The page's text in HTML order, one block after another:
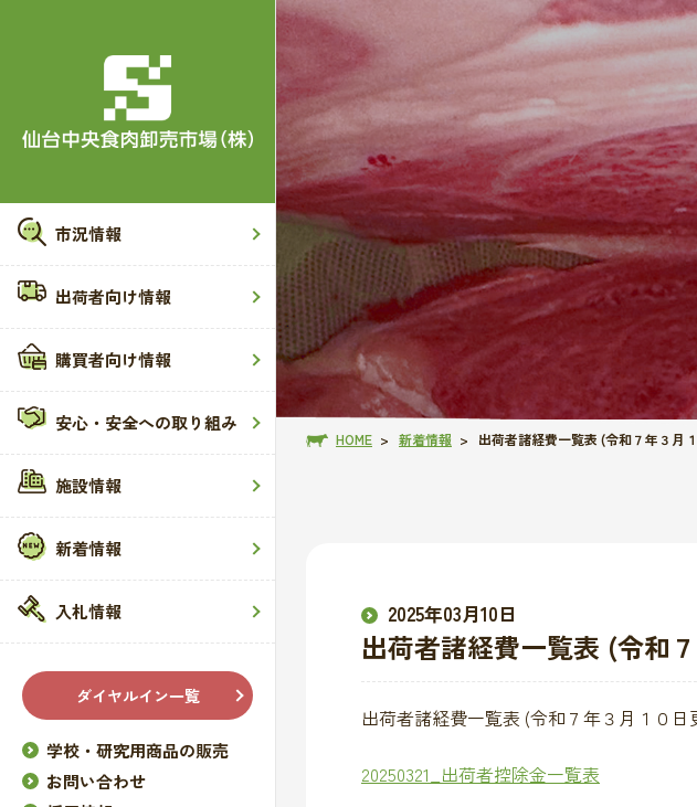
市況情報
出荷者向け情報
購買者向け情報
安心・安全への取り組み
施設情報
新着情報
入札情報
ダイヤルイン一覧
学校・研究用商品の販売
お問い合わせ
HOME 新着情報 出荷者諸経費一覧表 (令和７年３月
2025年03月10日
出荷者諸経費一覧表 (令和
出荷者諸経費一覧表 (令和７年３月１０日
20250321_出荷者控除金一覧表